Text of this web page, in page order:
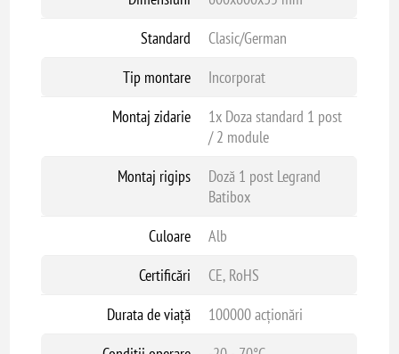
Standard
Clasic/German
Tip montare
Incorporat
Montaj zidarie
1x Doza standard 1 post
/ 2 module
Montaj rigips
Doză 1 post Legrand
Batibox
Culoare
Alb
Certificări
CE, RoHS
Durata de viață
100000 acționări